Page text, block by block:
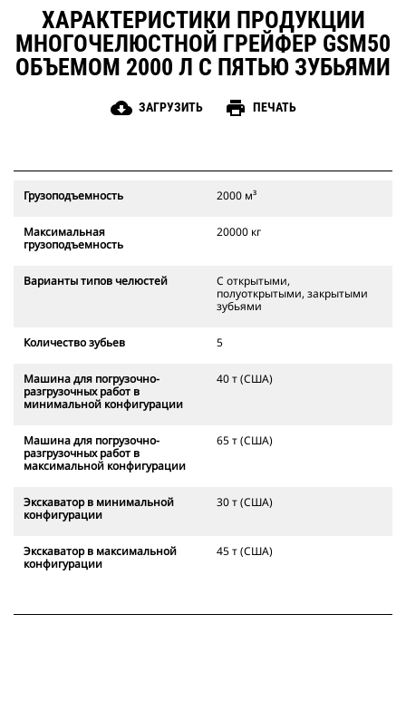
ХАРАКТЕРИСТИКИ ПРОДУКЦИИ
МНОГОЧЕЛЮСТНОЙ ГРЕЙФЕР GSM50
ОБЪЕМОМ 2000 Л С ПЯТЬЮ ЗУБЬЯМИ
cloud_download ЗАГРУЗИТЬ print ПЕЧАТЬ
Грузоподъемность 2000 м³
Максимальная
грузоподъемность
20000 кг
Варианты типов челюстей
С открытыми,
полуоткрытыми, закрытыми
зубьями
Количество зубьев 5
Машина для погрузочно-
разгрузочных работ в
минимальной конфигурации
40 т (США)
Машина для погрузочно-
разгрузочных работ в
максимальной конфигурации
65 т (США)
Экскаватор в минимальной
конфигурации
30 т (США)
Экскаватор в максимальной
конфигурации
45 т (США)